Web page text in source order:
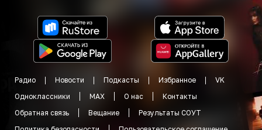
Радио Новости Подкасты Избранное
VK
Одноклассники
MAX О нас
Контакты
Обратная связь
Вещание
Результаты СОУТ